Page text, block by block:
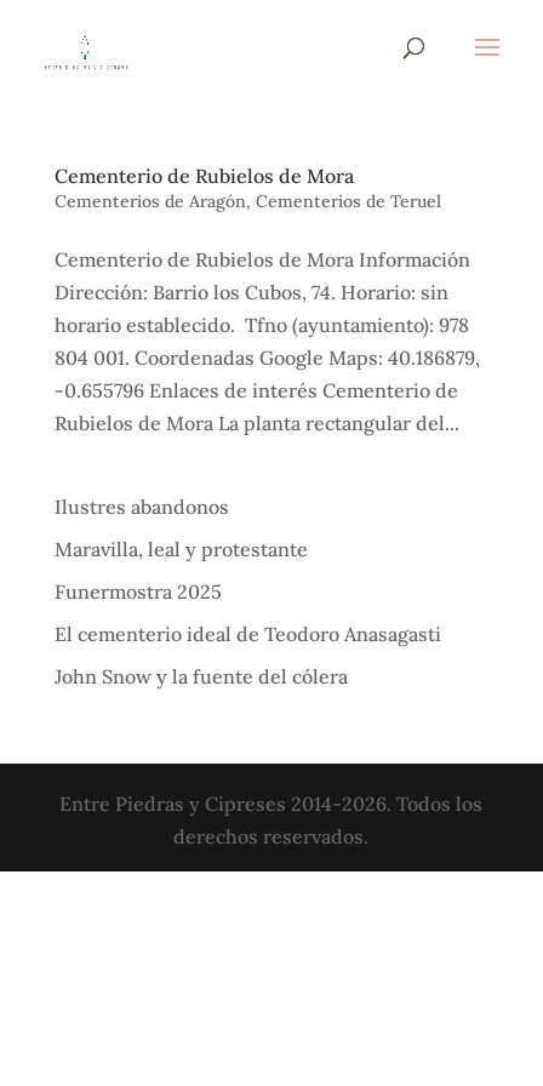
Cementerio de Rubielos de Mora
Cementerios de Aragón, Cementerios de Teruel
Cementerio de Rubielos de Mora Información
Dirección: Barrio los Cubos, 74. Horario: sin
horario establecido. Tfno (ayuntamiento): 978
804 001. Coordenadas Google Maps: 40.186879,
-0.655796 Enlaces de interés Cementerio de
Rubielos de Mora La planta rectangular del...
Ilustres abandonos
Maravilla, leal y protestante
Funermostra 2025
El cementerio ideal de Teodoro Anasagasti
John Snow y la fuente del cólera
Entre Piedras y Cipreses 2014-2026. Todos los
derechos reservados.